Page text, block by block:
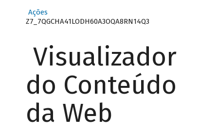
Ações
Z7_7QGCHA41LODH60A3OQA8RN14Q3
Visualizador
do Conteúdo
da Web